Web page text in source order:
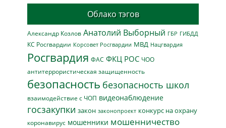
Облако тэгов
Александр Козлов Анатолий Выборный ГБР ГИБДД
КС Росгвардии Корсовет Росгвардии МВД Нацгвардия
Росгвардия ФАС ФКЦ РОС ЧОО
антитеррористическая защищенность
безопасность безопасность школ
взаимодействие с ЧОП видеонаблюдение
госзакупки закон законопроект конкурс на охрану
коронавирус мошенники мошенничество